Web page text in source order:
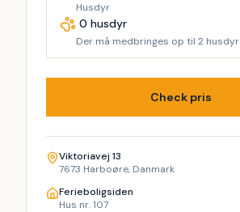
Husdyr
Der må medbringes op til 2 husdyr
Check pris
Viktoriavej 13
7673 Harboøre, Danmark
Ferieboligsiden
Hus nr. 107